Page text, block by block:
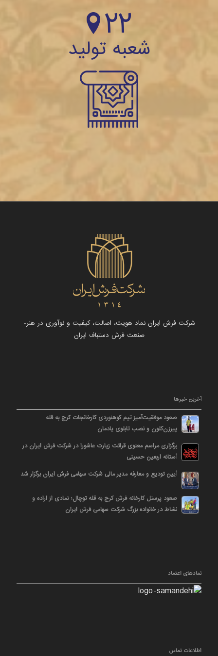
22
شعبه تولید
شرکت فرش ایران نماد هویت، اصالت، کیفیت و نوآوری در هنر-
صنعت فرش دستباف ایران
آخرین خبرها
صعود موفقیت‌آمیز تیم کوهنوردی کارخانجات کرج به قله
پیرزن‌کلون و نصب تابلوی یادمان
برگزاری مراسم معنوی قرائت زیارت عاشورا در شرکت فرش ایران در
آستانه اربعین حسینی
آیین تودیع و معارفه مدیر مالی شرکت سهامی فرش ایران برگزار شد
صعود پرسنل کارخانه فرش کرج به قله توچال؛ نمادی از اراده و
نشاط در خانواده بزرگ شرکت سهامی فرش ایران
نمادهای اعتماد
اطلاعات تماس